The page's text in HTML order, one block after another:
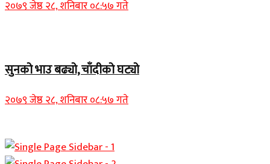
२०७९ जेष्ठ २८, शनिबार ०८:५७ गते
सुनको भाउ बढ्यो, चाँदीको घट्यो
२०७९ जेष्ठ २८, शनिबार ०८:५७ गते